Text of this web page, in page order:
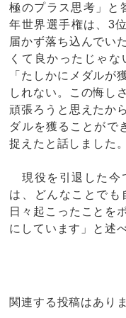
極のプラス思考」と
年世界選手権は、3
届かず落ち込んでい
くて良かったじゃな
「たしかにメダルが
しれない。この悔し
頑張ろうと思えたか
ダルを獲ることがで
捉えたと話しました。
現役を引退した今
は、どんなことでも
日々起こったことを
にしています」と述
関連する投稿はあり